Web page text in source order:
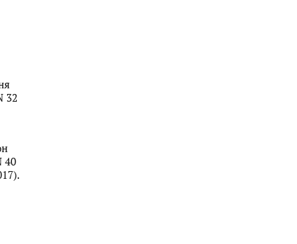
32
40